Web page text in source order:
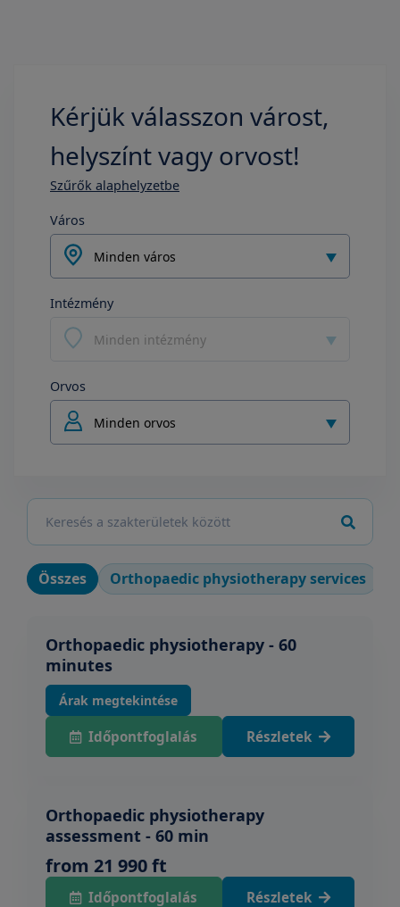
Kérjük válasszon várost,
helyszínt vagy orvost!
Szűrők alaphelyzetbe
Város
Minden város
Intézmény
Minden intézmény
Orvos
Minden orvos
Összes Orthopaedic physiotherapy services
Orthopaedic physiotherapy - 60
minutes
Árak megtekintése
Időpontfoglalás Részletek
Orthopaedic physiotherapy
assessment - 60 min
from 21 990 ft
Időpontfoglalás Részletek